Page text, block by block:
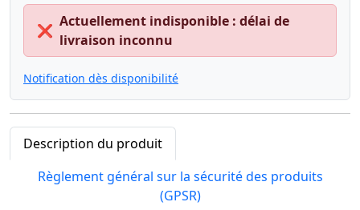
❌
Actuellement indisponible : délai de
livraison inconnu
Notification dès disponibilité
Description du produit
Règlement général sur la sécurité des produits
(GPSR)